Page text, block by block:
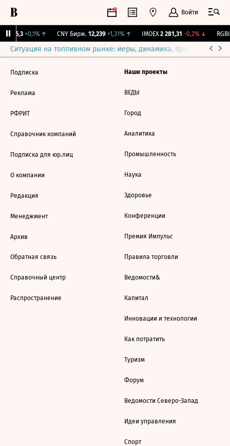
Войти
115,3 +0,1%↑ CNY Бирж. 12,239 +1,31%↑ IMOEX 2 281,31 -0,2%↓
Ситуация на топливном рынке: меры, динамика, прогнозы
Подписка
Реклама
РФРИТ
Справочник компаний
Подписка для юр.лиц
О компании
Редакция
Менеджмент
Архив
Обратная связь
Справочный центр
Распространение
Наши проекты
ВЕДЫ
Город
Аналитика
Промышленность
Наука
Здоровье
Конференции
Премия Импульс
Правила торговли
Ведомости&
Капитал
Инновации и технологии
Как потратить
Туризм
Форум
Ведомости Северо-Запад
Идеи управления
Спорт